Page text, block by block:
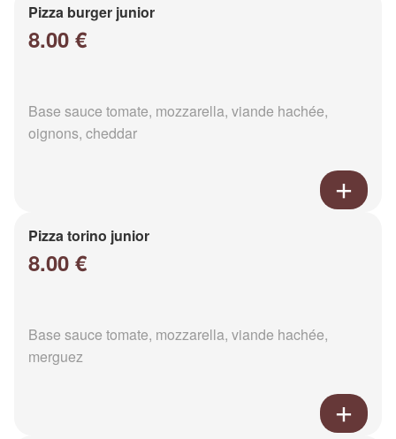
Pizza burger junior
8.00 €
Base sauce tomate, mozzarella, viande hachée,
oignons, cheddar
Pizza torino junior
8.00 €
Base sauce tomate, mozzarella, viande hachée,
merguez